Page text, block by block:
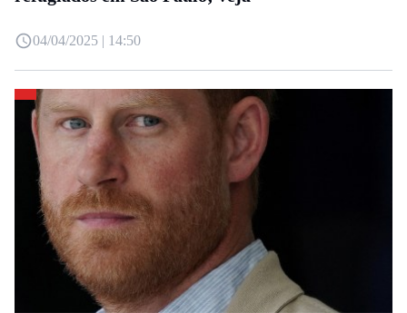
04/04/2025 | 14:50